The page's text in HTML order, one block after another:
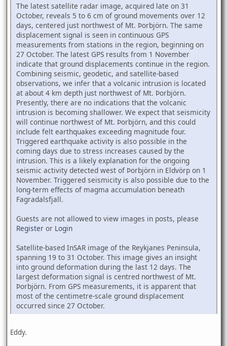
The latest satellite radar image, acquired late on 31
October, reveals 5 to 6 cm of ground movements over 12
days, centered just northwest of Mt. Þorbjörn. The same
displacement signal is seen in continuous GPS
measurements from stations in the region, beginning on
27 October. The latest GPS results from 1 November
indicate that ground displacements continue in the region.
Combining seismic, geodetic, and satellite-based
observations, we infer that a volcanic intrusion is located
at about 4 km depth just northwest of Mt. Þorbjörn.
Presently, there are no indications that the volcanic
intrusion is becoming shallower. We expect that seismicity
will continue northwest of Mt. Þorbjörn, and this could
include felt earthquakes exceeding magnitude four.
Triggered earthquake activity is also possible in the
coming days due to stress increases caused by the
intrusion. This is a likely explanation for the ongoing
seismic activity detected west of Þorbjörn in Eldvörp on 1
November. Triggered seismicity is also possible due to the
long-term effects of magma accumulation beneath
Fagradalsfjall.
Guests are not allowed to view images in posts, please
Register or Login
Satellite-based InSAR image of the Reykjanes Peninsula,
spanning 19 to 31 October. This image gives an insight
into ground deformation during the last 12 days. The
largest deformation signal is centred northwest of Mt.
Þorbjörn. From GPS measurements, it is apparent that
most of the centimetre-scale ground displacement
occurred since 27 October.
Eddy.